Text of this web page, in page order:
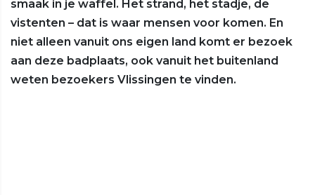
smaak in je waffel. Het strand, het stadje, de
vistenten – dat is waar mensen voor komen. En
niet alleen vanuit ons eigen land komt er bezoek
aan deze badplaats, ook vanuit het buitenland
weten bezoekers Vlissingen te vinden.